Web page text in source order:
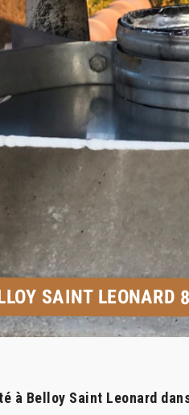
SAINT LEONARD
à Belloy Saint Leonard